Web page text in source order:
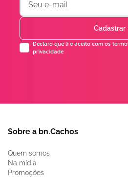
Cadastrar
Declaro que li e aceito com os
privacidade
Sobre a bn.Cachos
Quem somos
Na mídia
Promoções